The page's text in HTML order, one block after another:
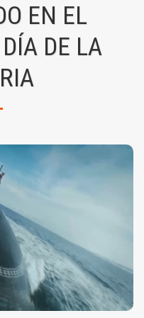
EN EL
DE LA